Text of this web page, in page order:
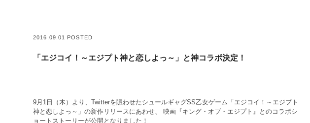
2016.09.01 POSTED
「エジコイ！～エジプト神と恋しよっ～」と神コラボ決定！
9月1日（木）より、Twitterを賑わせたシュールギャグSS乙女ゲーム「エジコイ！～エジプト
神と恋しよっ～」の新作リリースにあわせ、 映画『キング・オブ・エジプト』とのコラボシ
ョートストーリーが公開となりました！